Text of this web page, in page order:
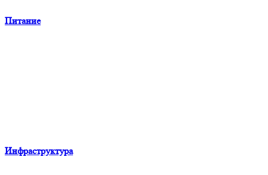
Питание
Инфраструктура